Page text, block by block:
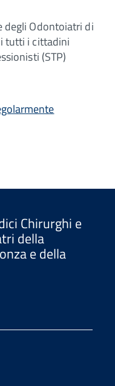
degli Odontoiatri di
tutti i cittadini
(STP)
Chirurghi e
della
e della